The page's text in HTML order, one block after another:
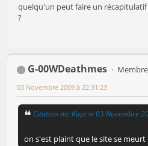
quelqu'un peut faire un
?
G-00WDeathmes
03 Novembre 2009 à 22:31:23
Citation de: Kayz le 03 Novembre
on s'est plaint que le site se meurt